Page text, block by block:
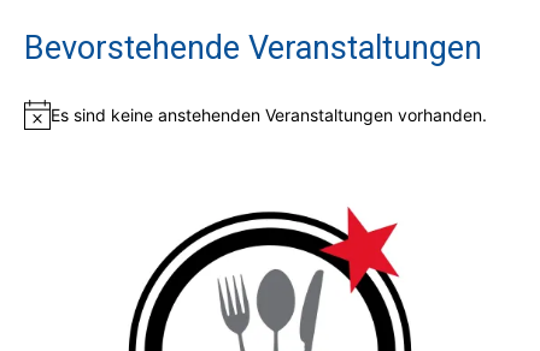
Bevorstehende Veranstaltungen
Hinweis
Es sind keine anstehenden Veranstaltungen vorhanden.